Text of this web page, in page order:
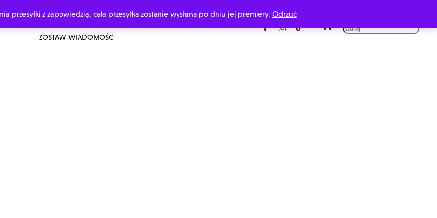
przesyłki z zapowiedzią, cała przesyłka zostanie wysłana po dniu jej premiery. Odrzuć
O MNIE ZAMÓW Z DEDYKACJĄ MOJE KSIĄŻKI
ZOSTAW WIADOMOŚĆ